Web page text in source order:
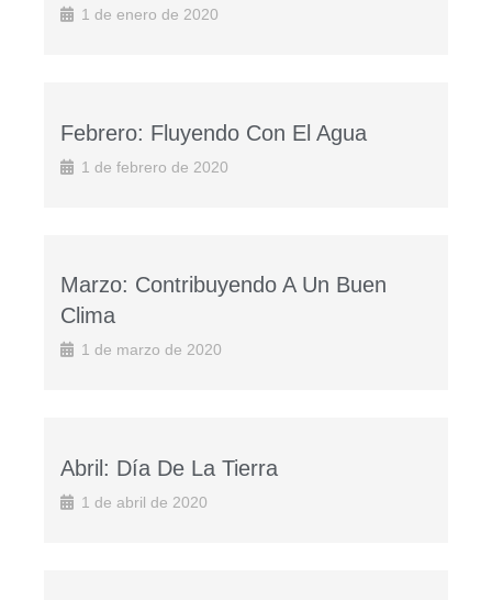
1 de enero de 2020
Febrero: Fluyendo Con El Agua
1 de febrero de 2020
Marzo: Contribuyendo A Un Buen
Clima
1 de marzo de 2020
Abril: Día De La Tierra
1 de abril de 2020